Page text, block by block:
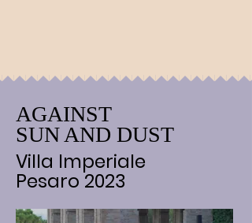
AGAINST
SUN AND DUST
Villa Imperiale
Pesaro 2023